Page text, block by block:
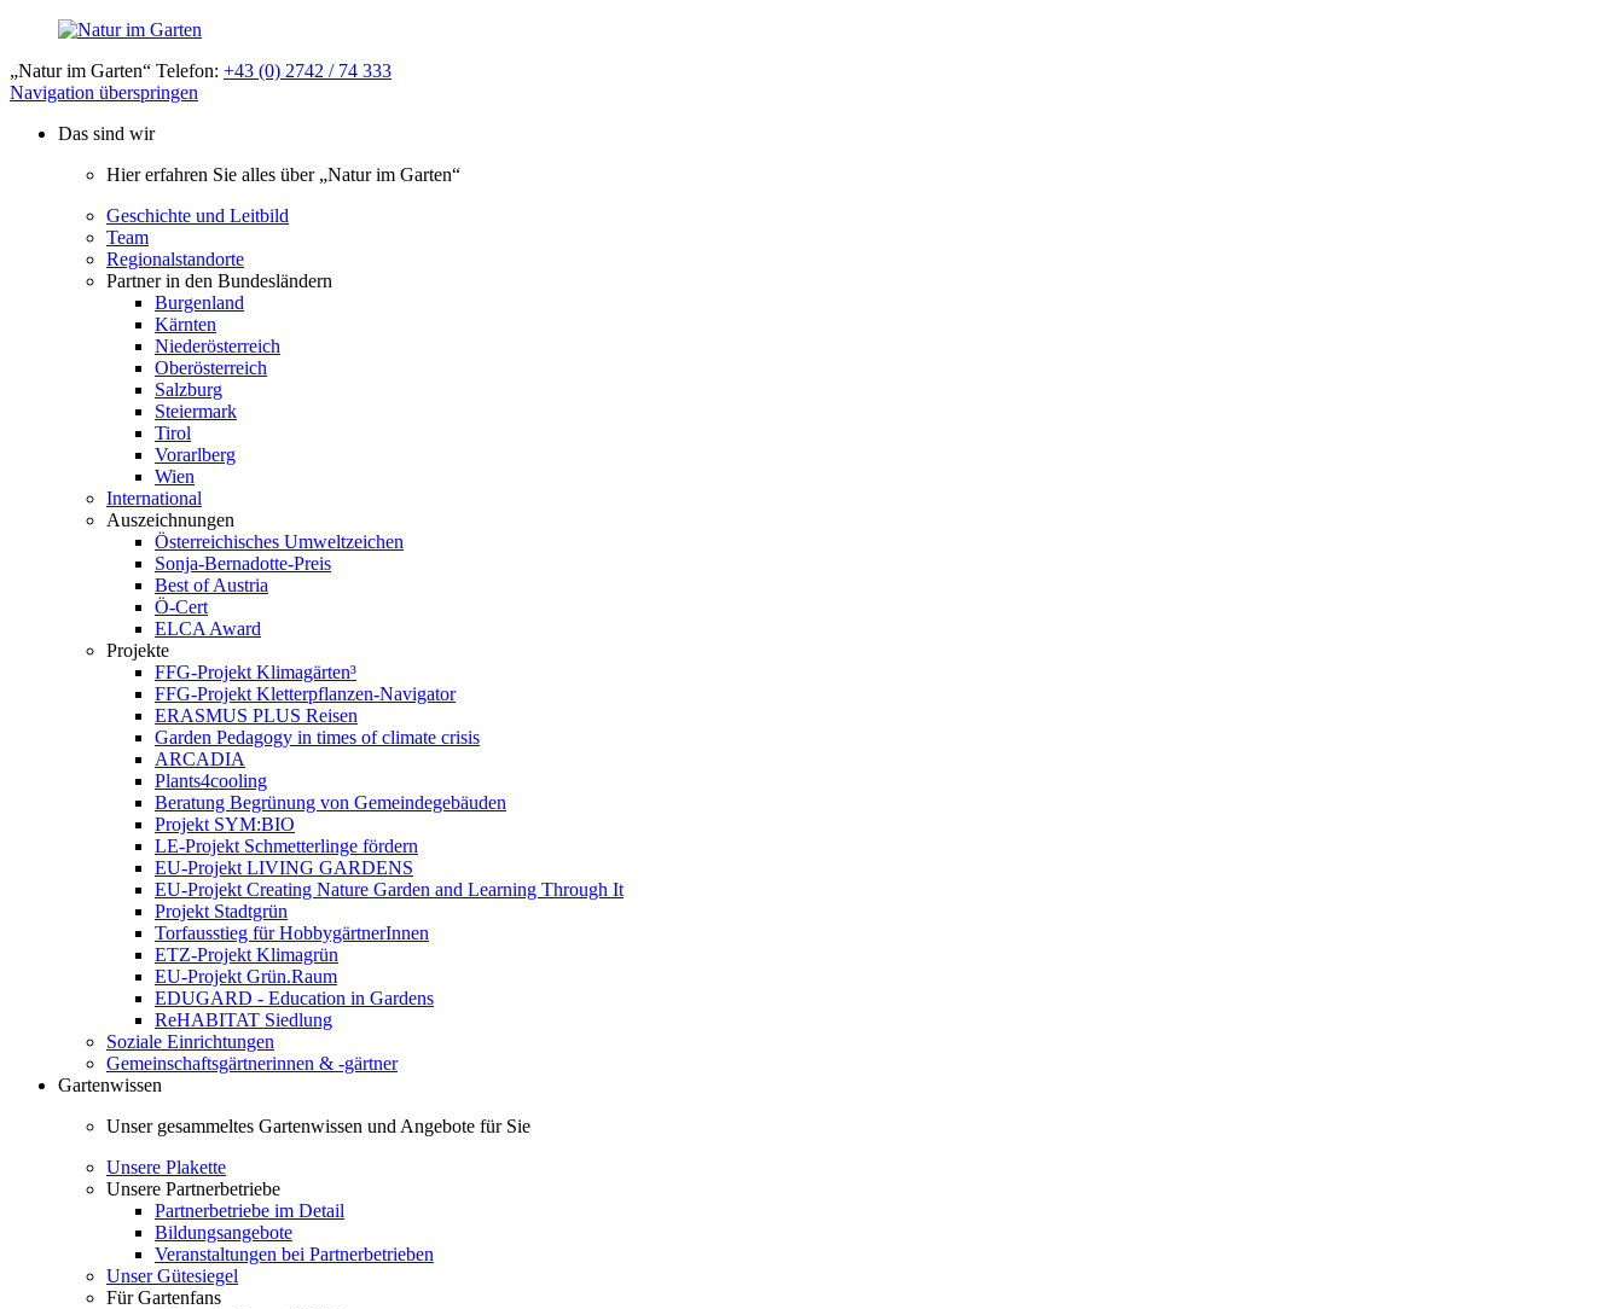
„Natur im Garten“ Telefon: +43 (0) 2742 / 74 333
Navigation überspringen
Das sind wir
Hier erfahren Sie alles über „Natur im Garten“
Geschichte und Leitbild
Team
Regionalstandorte
Partner in den Bundesländern
Burgenland
Kärnten
Niederösterreich
Oberösterreich
Salzburg
Steiermark
Tirol
Vorarlberg
Wien
International
Auszeichnungen
Österreichisches Umweltzeichen
Sonja-Bernadotte-Preis
Best of Austria
Ö-Cert
ELCA Award
Projekte
FFG-Projekt Klimagärten³
FFG-Projekt Kletterpflanzen-Navigator
ERASMUS PLUS Reisen
Garden Pedagogy in times of climate crisis
ARCADIA
Plants4cooling
Beratung Begrünung von Gemeindegebäuden
Projekt SYM:BIO
LE-Projekt Schmetterlinge fördern
EU-Projekt LIVING GARDENS
EU-Projekt Creating Nature Garden and Learning Through It
Projekt Stadtgrün
Torfausstieg für HobbygärtnerInnen
ETZ-Projekt Klimagrün
EU-Projekt Grün.Raum
EDUGARD - Education in Gardens
ReHABITAT Siedlung
Soziale Einrichtungen
Gemeinschaftsgärtnerinnen & -gärtner
Gartenwissen
Unser gesammeltes Gartenwissen und Angebote für Sie
Unsere Plakette
Unsere Partnerbetriebe
Partnerbetriebe im Detail
Bildungsangebote
Veranstaltungen bei Partnerbetrieben
Unser Gütesiegel
Für Gartenfans